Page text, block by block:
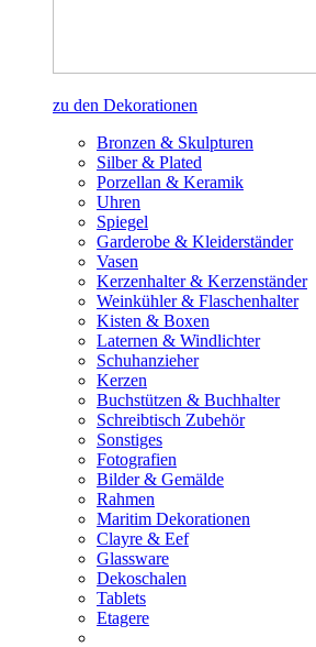
zu den Dekorationen
Bronzen & Skulpturen
Silber & Plated
Porzellan & Keramik
Uhren
Spiegel
Garderobe & Kleiderständer
Vasen
Kerzenhalter & Kerzenständer
Weinkühler & Flaschenhalter
Kisten & Boxen
Laternen & Windlichter
Schuhanzieher
Kerzen
Buchstützen & Buchhalter
Schreibtisch Zubehör
Sonstiges
Fotografien
Bilder & Gemälde
Rahmen
Maritim Dekorationen
Clayre & Eef
Glassware
Dekoschalen
Tablets
Etagere